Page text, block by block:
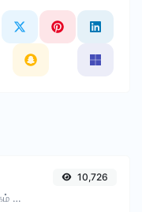
ஒரு வலைத்தளம், சேவையகம் அல்லது போர்ட்டை பிங் செய்யவும்.
10,726